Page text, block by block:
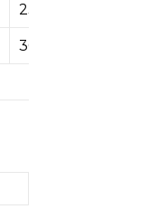
23
30